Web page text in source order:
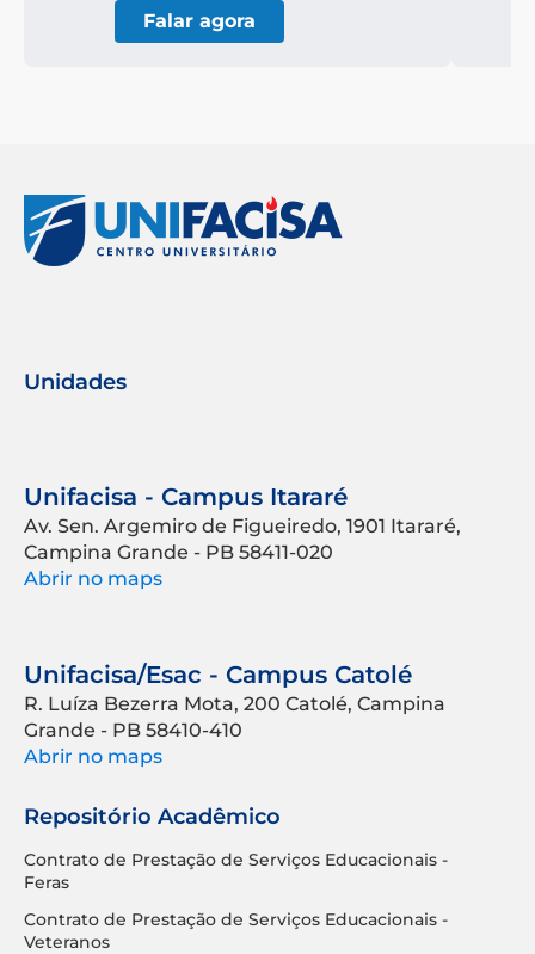
Falar agora
Unidades
Unifacisa - Campus Itararé
Av. Sen. Argemiro de Figueiredo, 1901 Itararé,
Campina Grande - PB 58411-020
Abrir no maps
Unifacisa/Esac - Campus Catolé
R. Luíza Bezerra Mota, 200 Catolé, Campina
Grande - PB 58410-410
Abrir no maps
Repositório Acadêmico
Contrato de Prestação de Serviços Educacionais -
Feras
Contrato de Prestação de Serviços Educacionais -
Veteranos